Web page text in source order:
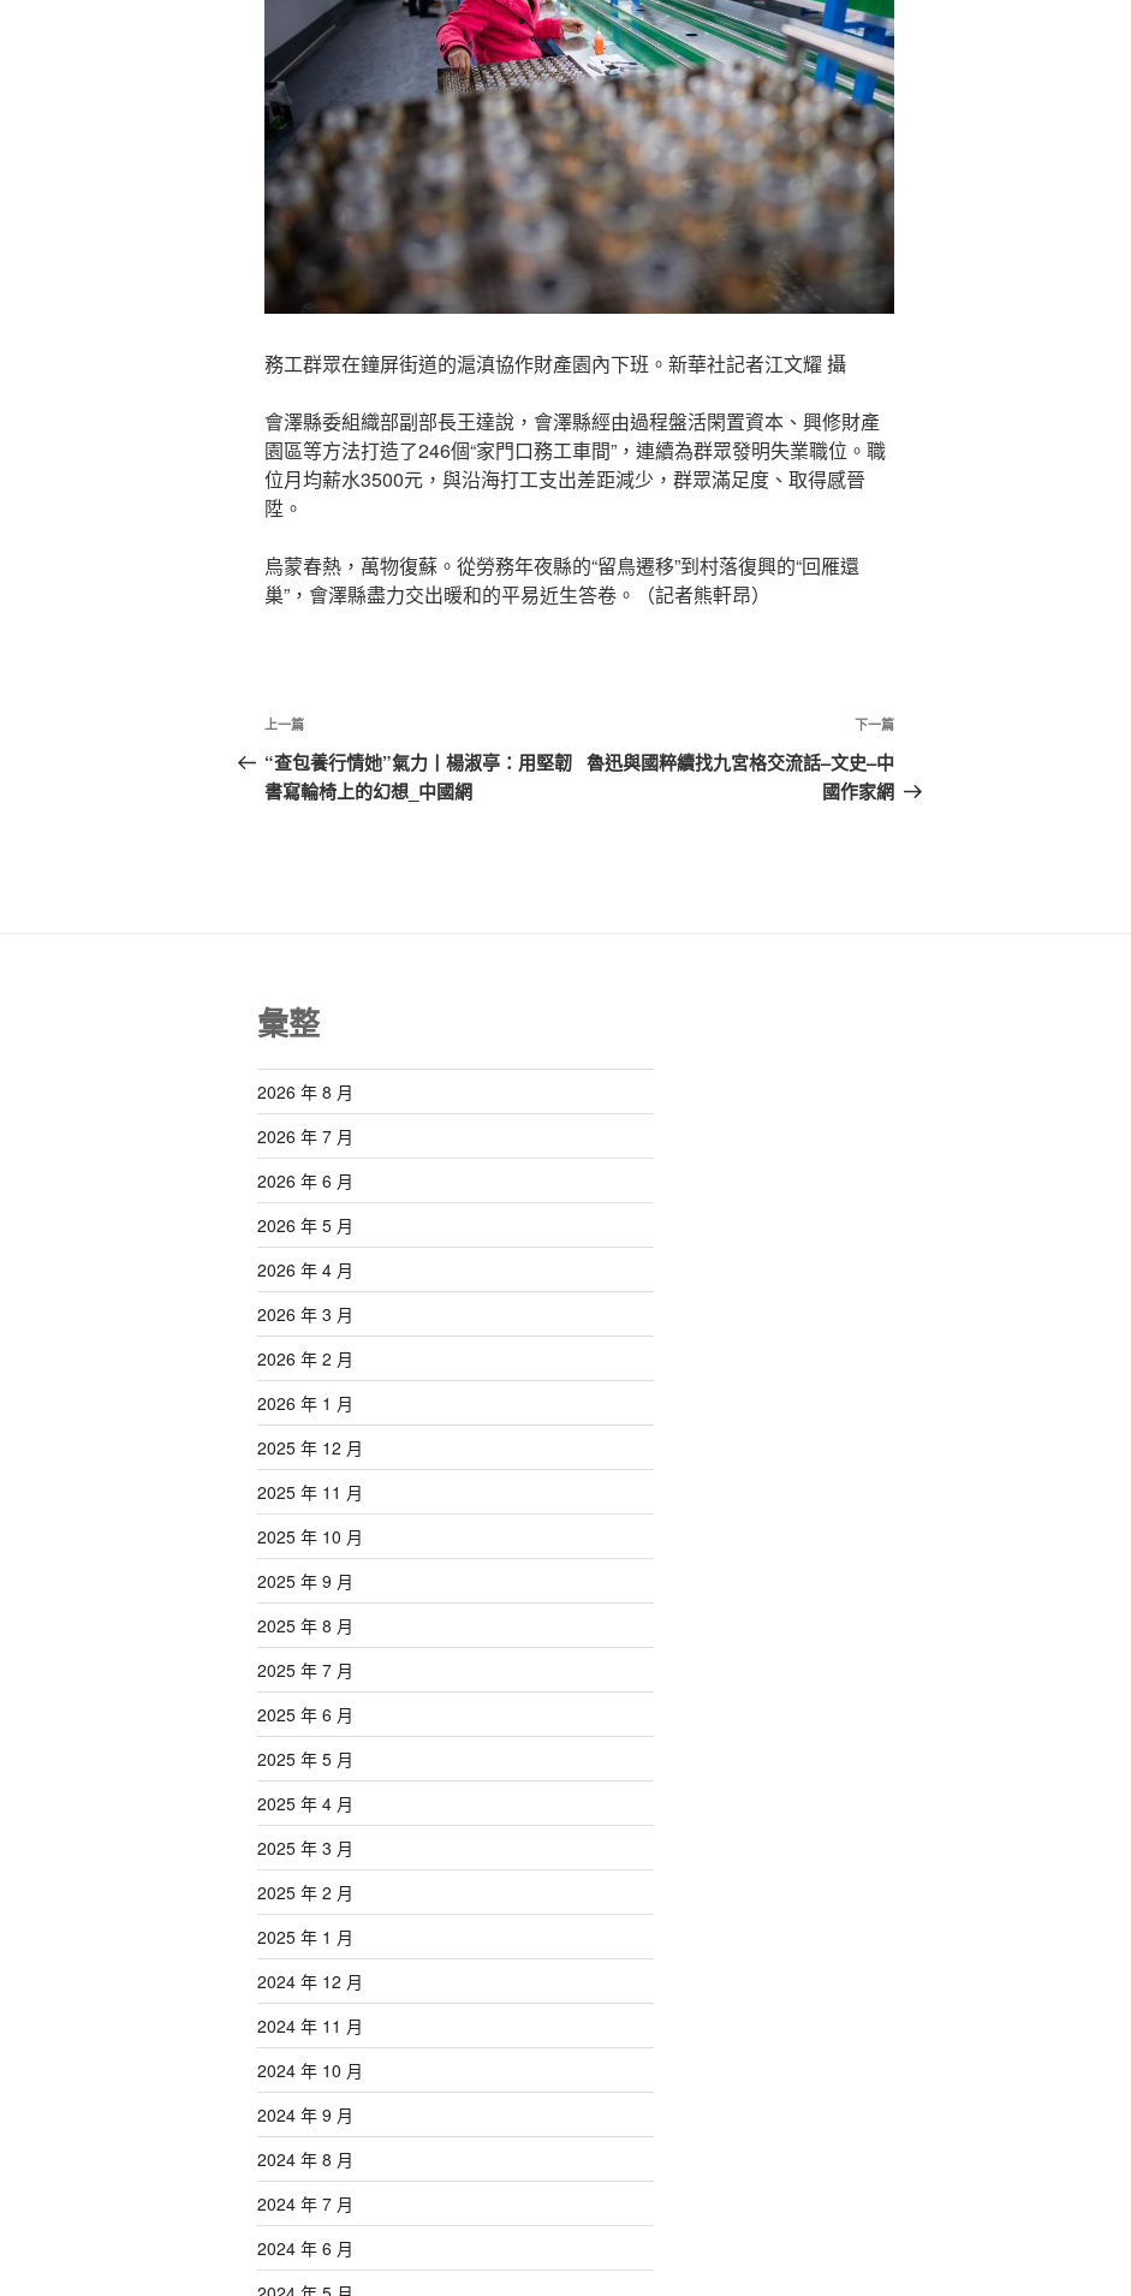
務工群眾在鐘屏街道的滬滇協作財產園內下班。新華社記者江文耀 攝
會澤縣委組織部副部長王達說，會澤縣經由過程盤活閑置資本、興修財產
園區等方法打造了246個“家門口務工車間”，連續為群眾發明失業職位。職
位月均薪水3500元，與沿海打工支出差距減少，群眾滿足度、取得感晉
陞。
烏蒙春熱，萬物復蘇。從勞務年夜縣的“留鳥遷移”到村落復興的“回雁還
巢”，會澤縣盡力交出暖和的平易近生答卷。（記者熊軒昂）
文
章
導
上
一
篇
上一篇
“查包養行情她”氣力丨楊淑亭：用堅韌
書寫輪椅上的幻想_中國網
下
一
篇
下一篇
魯迅與國粹續找九宮格交流話–文史–中
國作家網
彙整
2026 年 8 月
2026 年 7 月
2026 年 6 月
2026 年 5 月
2026 年 4 月
2026 年 3 月
2026 年 2 月
2026 年 1 月
2025 年 12 月
2025 年 11 月
2025 年 10 月
2025 年 9 月
2025 年 8 月
2025 年 7 月
2025 年 6 月
2025 年 5 月
2025 年 4 月
2025 年 3 月
2025 年 2 月
2025 年 1 月
2024 年 12 月
2024 年 11 月
2024 年 10 月
2024 年 9 月
2024 年 8 月
2024 年 7 月
2024 年 6 月